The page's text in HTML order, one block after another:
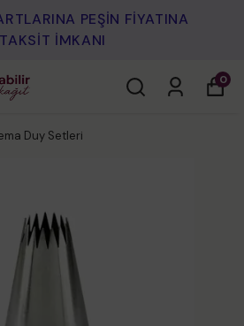
PEŞİN FİYATINA
İMKANI
0
Duy Setleri